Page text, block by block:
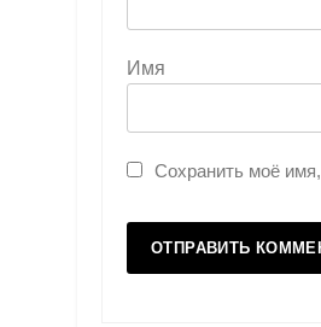
Имя
Сохранить моё